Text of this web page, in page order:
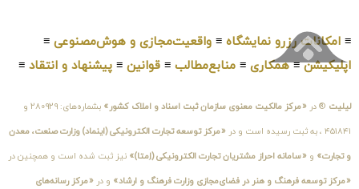
≡ امکانات رزرو نمایشگاه ≡ واقعیت‌مجازی و هوش‌مصنوعی ≡
اپلیکیشن≡همکاری ≡ منابع‌مطالب ≡ قوانین ≡ پیشنهاد و انتقاد ≡
لیلیت ® در «مرکز مالکیت معنوی سازمان ثبت اسناد و املاک کشور» بشماره‌های: ۲۸۰۹۲۹ و
۴۵۱۸۴۱ ، به ثبت رسیده است و در «مرکز توسعه تجارت الکترونیکی (اینماد) وزارت صنعت، معدن
و تجارت» و «سامانه احراز مشتریان تجارت الکترونیکی (اِمتا)» نیز ثبت شده است و همچنین در
«مرکز توسعه فرهنگ و هنر در فضای‌مجازی وزارت فرهنگ و ارشاد» و در «مرکز رسانه‌های